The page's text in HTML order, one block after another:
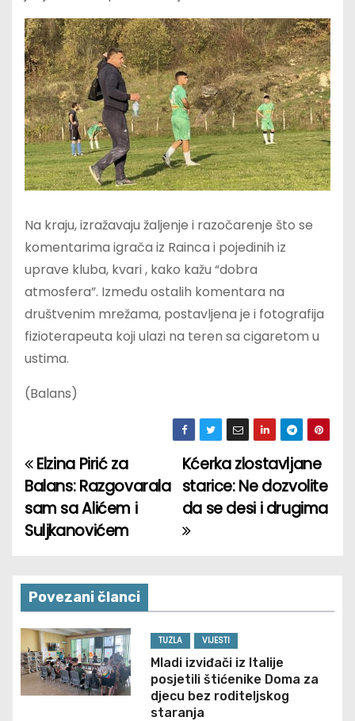
Na kraju, izražavaju žaljenje i razočarenje što se
komentarima igrača iz Rainca i pojedinih iz
uprave kluba, kvari , kako kažu “dobra
atmosfera”. Između ostalih komentara na
društvenim mrežama, postavljena je i fotografija
fizioterapeuta koji ulazi na teren sa cigaretom u
ustima.
(Balans)
P
o
s
n
a
v
i
Kćerka zlostavljane
starice: Ne dozvolite
da se desi i drugima
Elzina Pirić za
Balans: Razgovarala
sam sa Alićem i
Suljkanovićem
Povezani članci
TUZLA VIJESTI
Mladi izviđači iz Italije
posjetili štićenike Doma za
djecu bez roditeljskog
staranja